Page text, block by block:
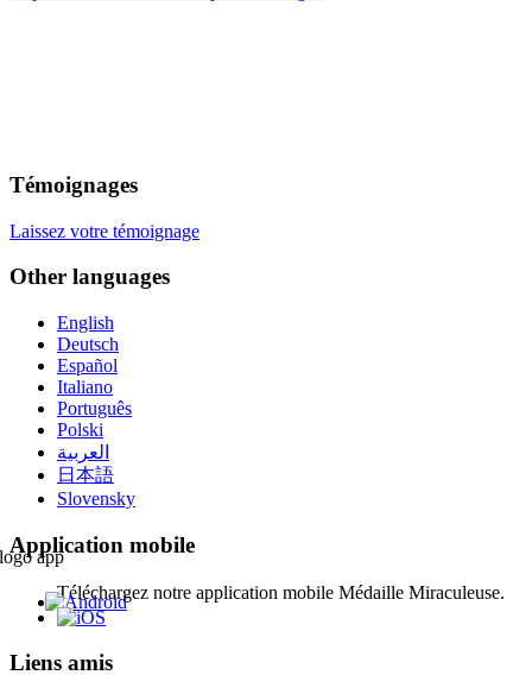
Témoignages
Laissez votre témoignage
Other languages
English
Deutsch
Español
Italiano
Português
Polski
العربية
日本語
Slovensky
Application mobile
Téléchargez notre application mobile Médaille Miraculeuse.
Liens amis